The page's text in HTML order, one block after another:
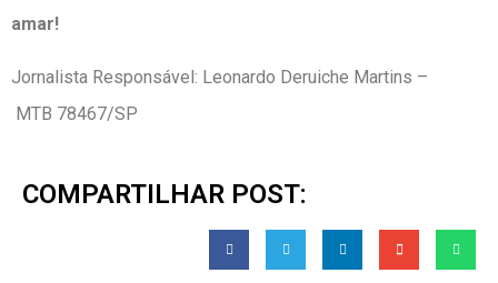
amar!
Jornalista Responsável: Leonardo Deruiche Martins –
MTB 78467/SP
COMPARTILHAR POST: